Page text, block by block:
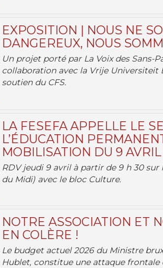
EXPOSITION | NOUS NE
DANGEREUX, NOUS
Un projet porté par La Voix des Sans-
collaboration avec la Vrije Universiteit
soutien du CFS.
LA FESEFA APPELLE LE
L’ÉDUCATION
MOBILISATION DU 9
RDV jeudi 9 avril à partir de 9 h 30
du Midi) avec le bloc Culture.
NOTRE ASSOCIATION ET
EN COLÈRE !
Le budget actuel 2026 du Ministre
Hublet, constitue une attaque frontale